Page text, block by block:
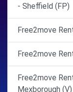
- Sheffield (FP)
Free2move
Free2move
Free2move
Mexborough (V)